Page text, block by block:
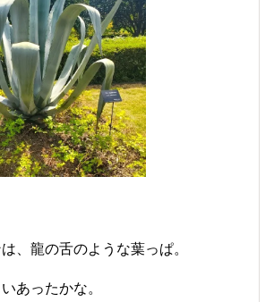
、龍の舌のような葉っぱ。
あったかな。